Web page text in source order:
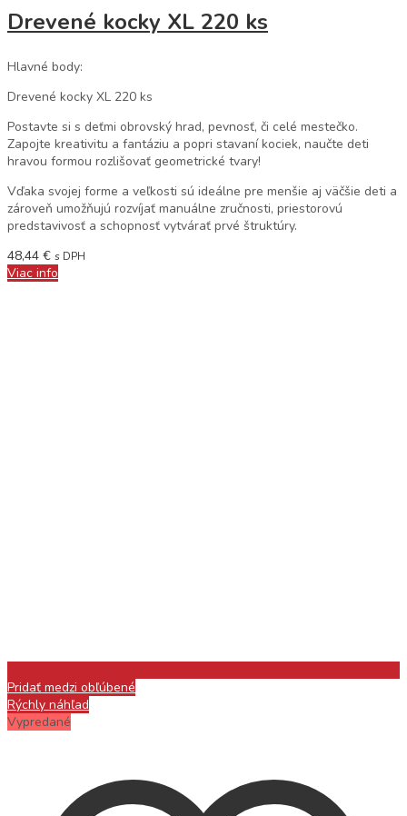
Drevené kocky XL 220 ks
Hlavné body:
Drevené kocky XL 220 ks
Postavte si s deťmi obrovský hrad, pevnosť, či celé mestečko.
Zapojte kreativitu a fantáziu a popri stavaní kociek, naučte deti
hravou formou rozlišovať geometrické tvary!
Vďaka svojej forme a veľkosti sú ideálne pre menšie aj väčšie deti a
zároveň umožňujú rozvíjať manuálne zručnosti, priestorovú
predstavivosť a schopnosť vytvárať prvé štruktúry.
48,44 € s DPH
Viac info
Pridať medzi obľúbené
Rýchly náhľad
Vypredané